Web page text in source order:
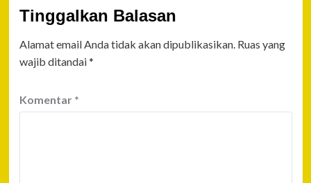
Tinggalkan Balasan
Alamat email Anda tidak akan dipublikasikan. Ruas yang
wajib ditandai*
Komentar *